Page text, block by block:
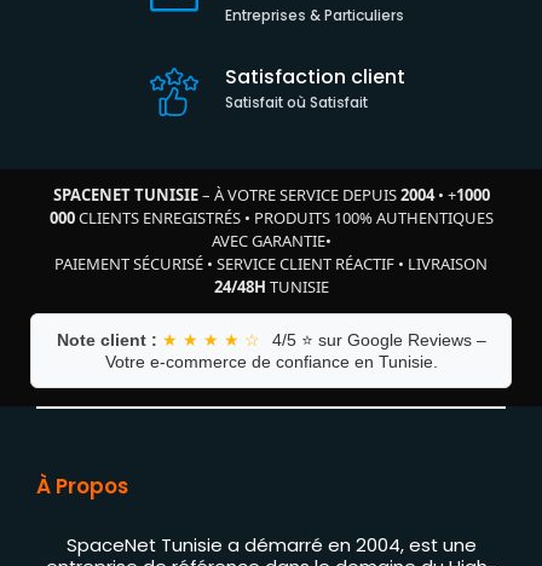
Entreprises & Particuliers
Satisfaction client
Satisfait où Satisfait
SPACENET TUNISIE– À VOTRE SERVICE DEPUIS2004• +1000
000CLIENTS ENREGISTRÉS• PRODUITS 100% AUTHENTIQUES
AVEC GARANTIE•
PAIEMENT SÉCURISÉ • SERVICE CLIENT RÉACTIF • LIVRAISON
24/48H TUNISIE
Note client : ★ ★ ★ ★ ☆
4/5 ⭐ sur Google Reviews –
Votre e-commerce de confiance en Tunisie.
À Propos
SpaceNet Tunisie a démarré en 2004, est une